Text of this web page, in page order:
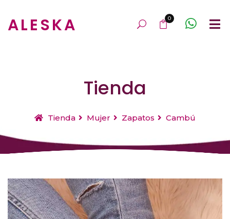
ALESKA 0
Tienda
Tienda Mujer Zapatos Cambú